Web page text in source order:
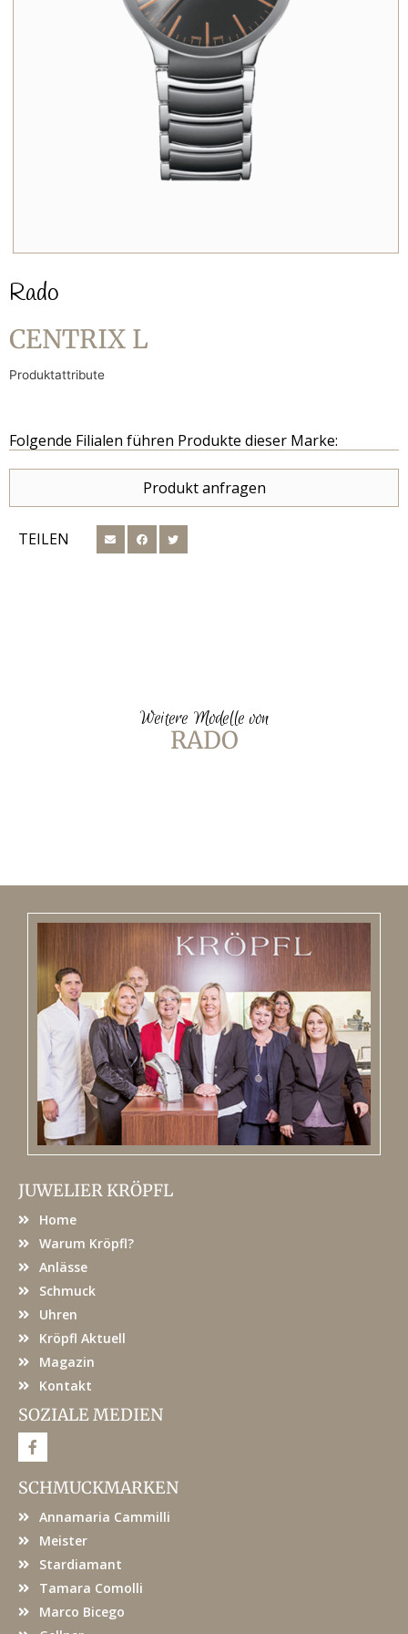
Rado
CENTRIX L
Produktattribute
Folgende Filialen führen Produkte dieser Marke:
Produkt anfragen
TEILEN
Weitere Modelle von
RADO
JUWELIER KRÖPFL
Home
Warum Kröpfl?
Anlässe
Schmuck
Uhren
Kröpfl Aktuell
Magazin
Kontakt
SOZIALE MEDIEN
F
a
e
b
o
SCHMUCKMARKEN
Annamaria Cammilli
Meister
Stardiamant
Tamara Comolli
Marco Bicego